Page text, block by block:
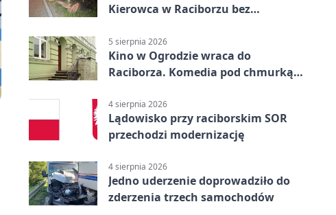
Kierowca w Raciborzu bez
5 sierpnia 2026
Kino w Ogrodzie wraca do
Raciborza. Komedia pod chmurką
4 sierpnia 2026
Lądowisko przy raciborskim SOR
przechodzi modernizację
4 sierpnia 2026
Jedno uderzenie doprowadziło do
zderzenia trzech samochodów